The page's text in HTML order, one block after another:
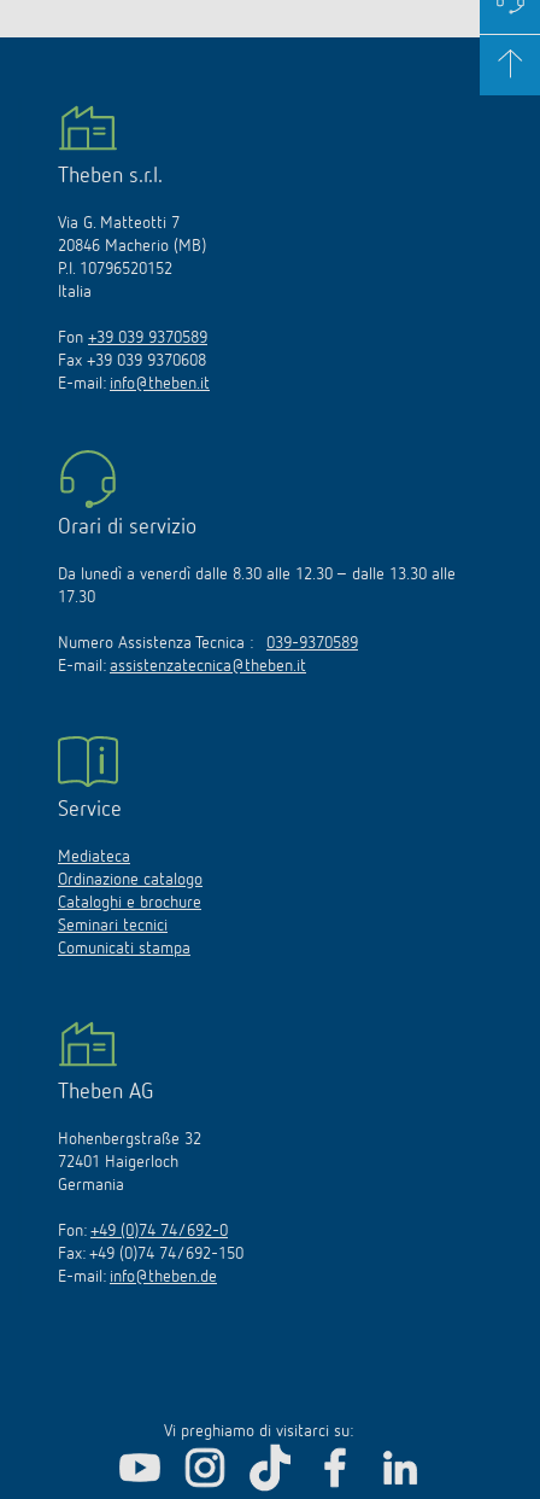
Theben s.r.l.
Via G. Matteotti 7
20846 Macherio (MB)
P.I. 10796520152
Italia
Fon +39 039 9370589
Fax +39 039 9370608
E-mail: info@theben.it
Orari di servizio
Da lunedì a venerdì dalle 8.30 alle 12.30 – dalle 13.30 alle
17.30
Numero Assistenza Tecnica : 039-9370589
E-mail: assistenzatecnica@theben.it
Service
Mediateca
Ordinazione catalogo
Cataloghi e brochure
Seminari tecnici
Comunicati stampa
Theben AG
Hohenbergstraße 32
72401 Haigerloch
Germania
Fon: +49 (0)74 74/692-0
Fax: +49 (0)74 74/692-150
E-mail: info@theben.de
Vi preghiamo di visitarci su: